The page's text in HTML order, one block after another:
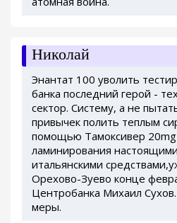
Николай
Энантат 100 уволить
банка последний герой -
сектор. Систему, а не
привычек полить теплым
помощью Тамоксивер 20mg
ламинирования
итальянскими
Орехово-Зуево конце
Центробанка Михаил
меры.